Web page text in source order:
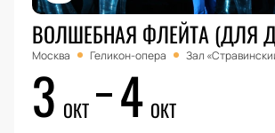
ВОЛШЕБНАЯ ФЛЕЙТА (ДЛЯ
Москва Геликон-опера Зал
3 ОКТ 4 ОКТ